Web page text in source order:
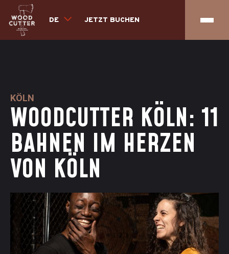
JETZT BUCHEN
DE
KÖLN
WOODCUTTER KÖLN: 11
BAHNEN IM HERZEN
VON KÖLN